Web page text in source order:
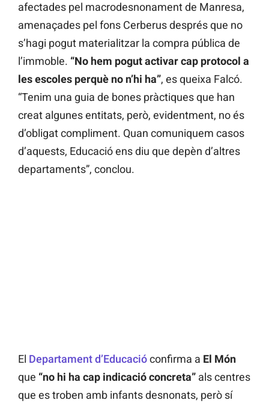
afectades pel macrodesnonament de Manresa,
amenaçades pel fons Cerberus després que no
s’hagi pogut materialitzar la compra pública de
l’immoble. “No hem pogut activar cap protocol a
les escoles perquè no n’hi ha”, es queixa Falcó.
“Tenim una guia de bones pràctiques que han
creat algunes entitats, però, evidentment, no és
d’obligat compliment. Quan comuniquem casos
d’aquests, Educació ens diu que depèn d’altres
departaments”, conclou.
El Departament d’Educacióconfirma a El Món
que “no hi ha cap indicació concreta” als centres
que es troben amb infants desnonats, però sí